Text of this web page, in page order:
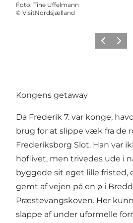
Foto: Tine Uffelmann
© VisitNordsjælland
ForrigeNæste
Kongens getaway
Da Frederik 7. var konge,
brug for at slippe væk fra de
Frederiksborg Slot. Han var
hoflivet, men trivedes ude i
byggede sit eget lille
gemt af vejen på en ø i
Præstevangskoven. Her
slappe af under uformelle